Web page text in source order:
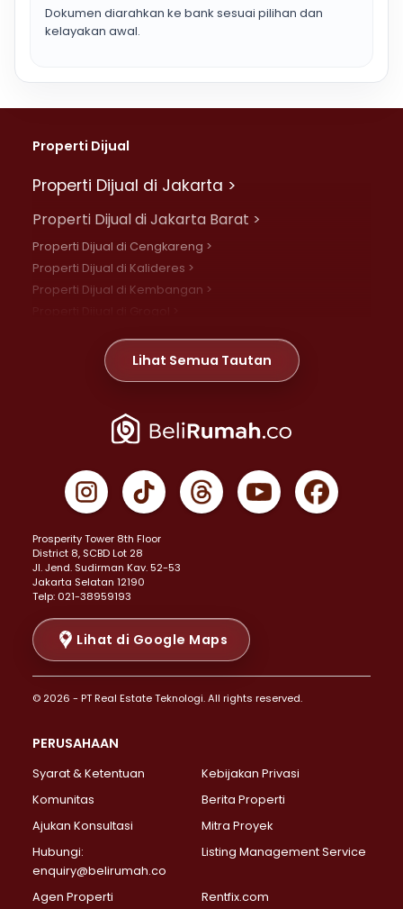
Dokumen diarahkan ke bank sesuai pilihan dan
kelayakan awal.
Properti Dijual
Properti Dijual di Jakarta >
Properti Dijual di Jakarta Barat >
Properti Dijual di Cengkareng >
Properti Dijual di Kalideres >
Properti Dijual di Kembangan >
Properti Dijual di Meruya >
Properti Dijual di Jelambar >
Properti Dijual di Jakarta Pusat >
Properti Dijual di Gambir >
Properti Dijual di Johar Baru >
Properti Dijual di Menteng >
Properti Dijual di Senen >
Properti Dijual di Tanah Abang >
Properti Dijual di Cikini >
Properti Dijual di Kramat >
Properti Dijual di Pasar Baru >
Properti Dijual di Bendungan Hilir >
Properti Dijual di Jakarta Selatan >
Properti Dijual di Lebak Bulus >
Properti Dijual di Gandaria Selatan >
Properti Dijual di Pondok Labu >
Properti Dijual di Lenteng Agung >
Properti Dijual di Senayan >
Properti Dijual di Pondok Pinang >
Lihat Semua Tautan
Prosperity Tower 8th Floor
District 8, SCBD Lot 28
JI. Jend. Sudirman Kav. 52-53
Jakarta Selatan 12190
Telp: 021-38959193
Lihat di Google Maps
© 2026 - PT Real Estate Teknologi. All rights reserved.
PERUSAHAAN
Syarat & Ketentuan
Kebijakan Privasi
Komunitas
Berita Properti
Ajukan Konsultasi
Mitra Proyek
Hubungi:
enquiry@belirumah.co
Listing Management Service
Agen Properti Rentfix.com